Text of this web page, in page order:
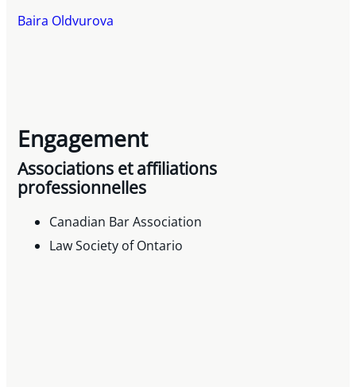
Baira Oldvurova
Engagement
Associations et affiliations
professionnelles
Canadian Bar Association
Law Society of Ontario